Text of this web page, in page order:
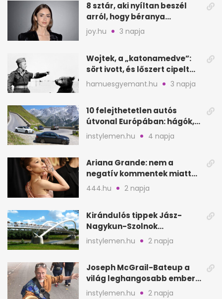
8 sztár, aki nyíltan beszél
arról, hogy béranya
segítette a családalapítást
joy.hu 3 napja
Wojtek, a „katonamedve”:
sört ivott, és lőszert cipelt
Monte Cassinónál
hamuesgyemant.hu 3 napja
10 felejthetetlen autós
útvonal Európában: hágók,
partok, fjordok
instylemen.hu 4 napja
Ariana Grande: nem a
negatív kommentek miatt
vonul vissza
444.hu 2 napja
Kirándulós tippek Jász-
Nagykun-Szolnok
megyében: 6 kihagyhatatlan
hely
instylemen.hu 2 napja
Joseph McGrail-Bateup a
világ leghangosabb embere
lett Ausztráliából
instylemen.hu 2 napja